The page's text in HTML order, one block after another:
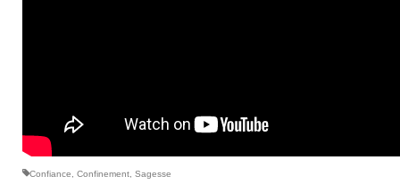
Confiance, Confinement, Sagesse